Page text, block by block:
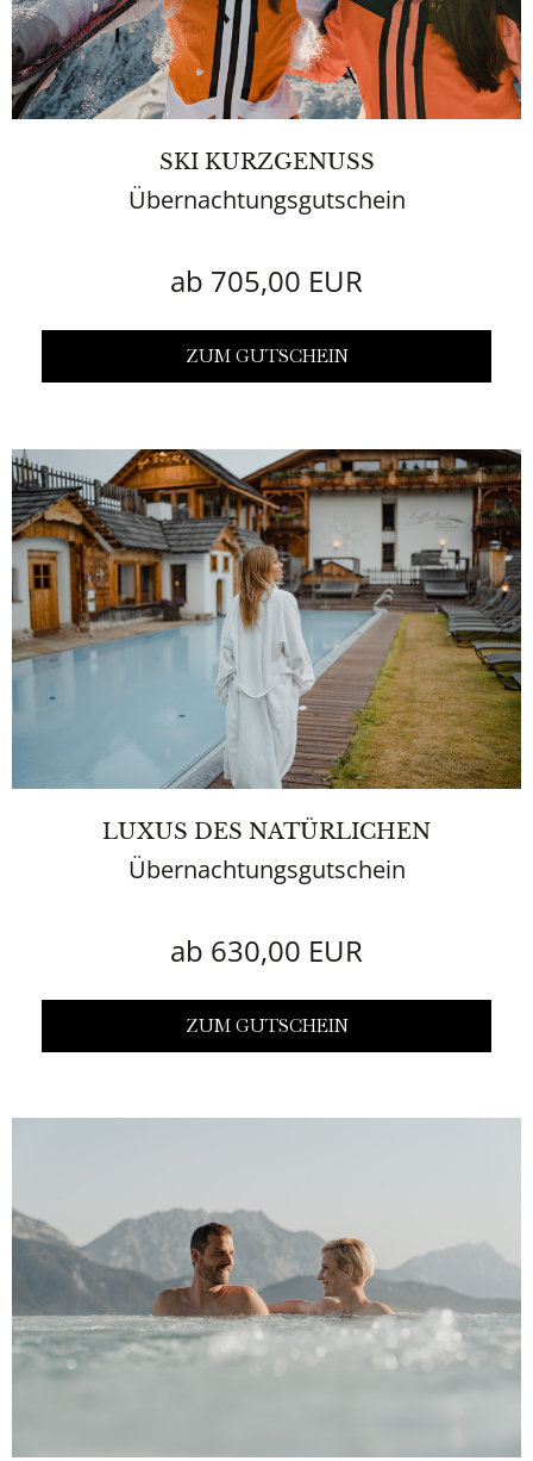
SKI KURZGENUSS
Übernachtungsgutschein
ab 705,00 EUR
ZUM GUTSCHEIN
LUXUS DES NATÜRLICHEN
Übernachtungsgutschein
ab 630,00 EUR
ZUM GUTSCHEIN